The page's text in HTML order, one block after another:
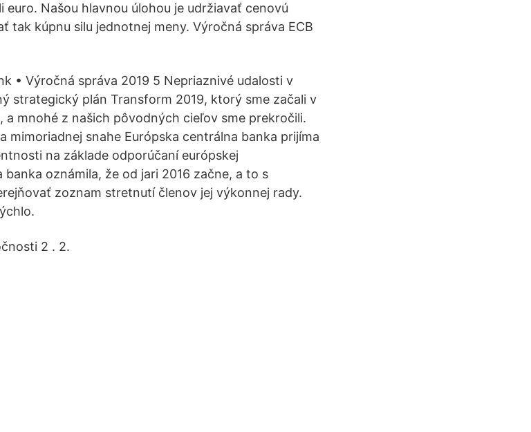
euro. Našou hlavnou úlohou je udržiavať cenovú
tak kúpnu silu jednotnej meny. Výročná správa ECB
• Výročná správa 2019 5 Nepriaznivé udalosti v
strategický plán Transform 2019, ktorý sme začali v
a mnohé z našich pôvodných cieľov sme prekročili.
mimoriadnej snahe Európska centrálna banka prijíma
na základe odporúčaní európskej
oznámila, že od jari 2016 začne, a to s
zoznam stretnutí členov jej výkonnej rady.
2 . 2.